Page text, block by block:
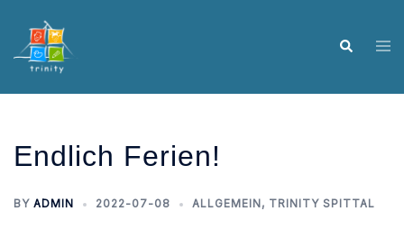
Endlich Ferien!
BY ADMIN 2022-07-08 ALLGEMEIN, TRINITY SPITTAL